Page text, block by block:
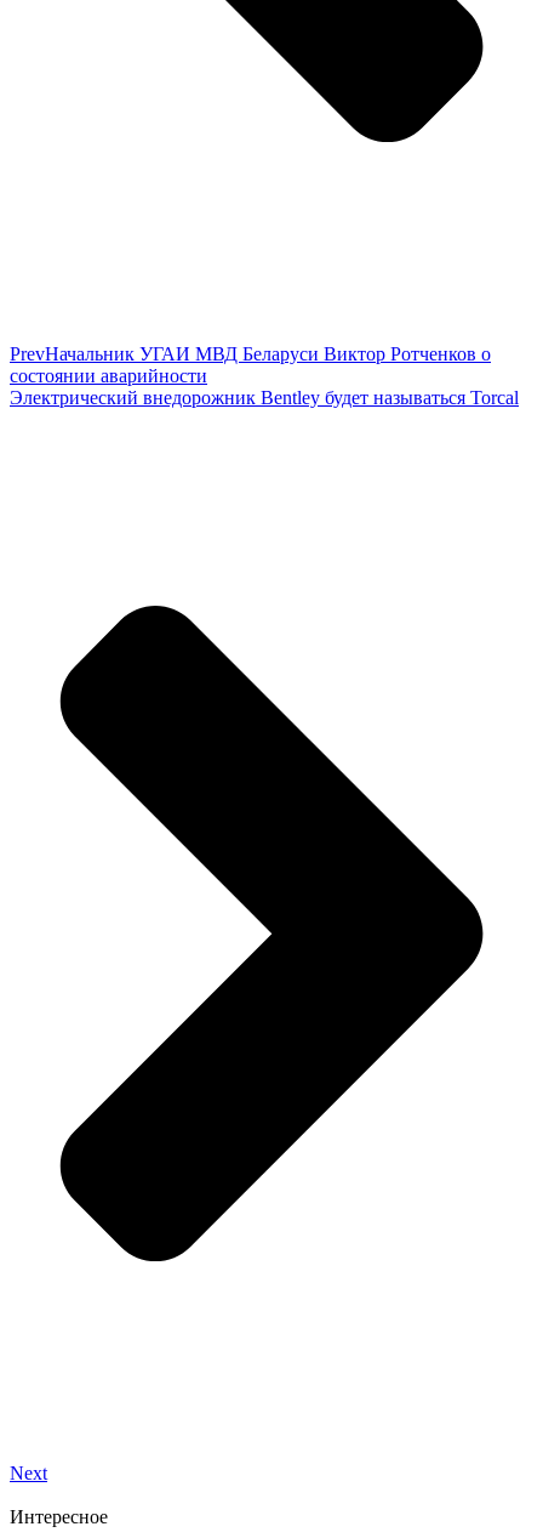
PrevНачальник УГАИ МВД Беларуси Виктор Ротченков о
состоянии аварийности
Электрический внедорожник Bentley будет называться Torcal
Next
Интересное